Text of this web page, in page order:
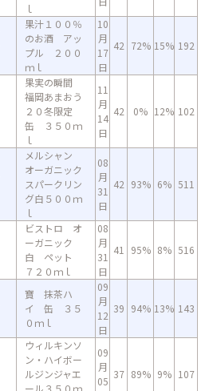
ｌ
果汁１００％
のお酒 アッ
プル ２００
ｍｌ
10
月
17
日
42 72% 15% 192
果実の瞬間
福岡あまおう
２０冬限定
缶 ３５０ｍ
ｌ
11
月
14
日
42 0% 12% 102
メルシャン
オーガニック
スパークリン
グ白５００ｍ
ｌ
08
月
31
日
42 93% 6% 511
ビストロ オ
ーガニック
白 ペット
７２０ｍｌ
08
月
31
日
41 95% 8% 516
寶 抹茶ハ
イ 缶 ３５
０ｍｌ
09
月
12
日
39 94% 13% 143
ウィルキンソ
ン・ハイボー
ルジンジャエ
ール３５０ｍ
09
月
05
37 89% 9% 107